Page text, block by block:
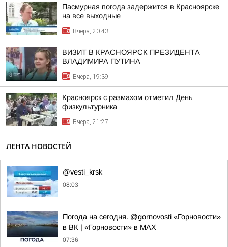
Пасмурная погода задержится в Красноярске
на все выходные
Вчера, 20:43
ВИЗИТ В КРАСНОЯРСК ПРЕЗИДЕНТА
ВЛАДИМИРА ПУТИНА
Вчера, 19:39
Красноярск с размахом отметил День
физкультурника
Вчера, 21:27
ЛЕНТА НОВОСТЕЙ
@vesti_krsk
08:03
Погода на сегодня. @gornovosti «Горновости»
в ВК | «Горновости» в МАХ
07:36